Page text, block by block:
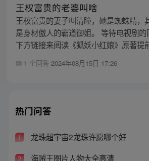
王权富贵的老婆叫啥
王权富贵的妻子叫清瞳，她是蜘蛛精，
是身材傲人的霸道御姐。 等待电视剧
下方链接来阅读《狐妖小红娘》原著提
1 个回答 2024年08月15日 17:26
热门问答
1 龙珠超宇宙2龙珠许愿哪个好
2 海贼王图片人物大全高清